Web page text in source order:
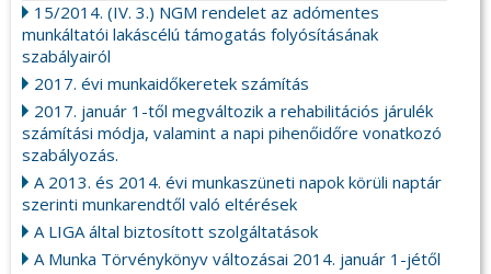
15/2014. (IV. 3.) NGM rendelet az adómentes
munkáltatói lakáscélú támogatás folyósításának
szabályairól
2017. évi munkaidőkeretek számítás
2017. január 1-től megváltozik a rehabilitációs járulék
számítási módja, valamint a napi pihenőidőre vonatkozó
szabályozás.
A 2013. és 2014. évi munkaszüneti napok körüli naptár
szerinti munkarendtől való eltérések
A LIGA által biztosított szolgáltatások
A Munka Törvénykönyv változásai 2014. január 1-jétől